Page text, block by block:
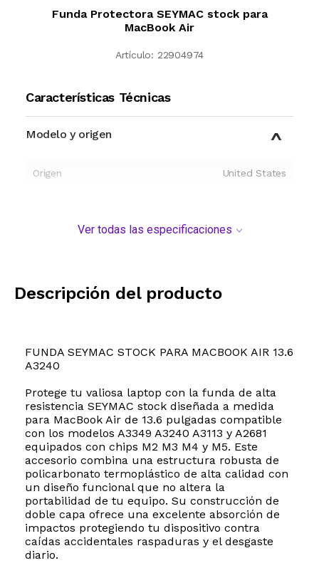
Funda Protectora SEYMAC stock para
MacBook Air
Artículo: 22904974
Características Técnicas
Modelo y origen
Origen United States
Ver todas las especificaciones
Descripción del producto
FUNDA SEYMAC STOCK PARA MACBOOK AIR 13.6
A3240
Protege tu valiosa laptop con la funda de alta
resistencia SEYMAC stock diseñada a medida
para MacBook Air de 13.6 pulgadas compatible
con los modelos A3349 A3240 A3113 y A2681
equipados con chips M2 M3 M4 y M5. Este
accesorio combina una estructura robusta de
policarbonato termoplástico de alta calidad con
un diseño funcional que no altera la
portabilidad de tu equipo. Su construcción de
doble capa ofrece una excelente absorción de
impactos protegiendo tu dispositivo contra
caídas accidentales raspaduras y el desgaste
diario.